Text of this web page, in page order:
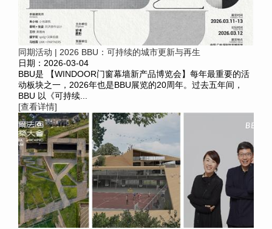
同期活动 | 2026 BBU：可持续的城市更新与再生
日期：2026-03-04
BBU是 【WINDOOR门窗幕墙新产品博览会】每年最重要的活
动板块之一，2026年也是BBU展览的20周年。过去五年间，
BBU 以《可持续...
[查看详情]